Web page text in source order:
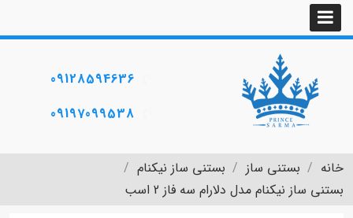
09128594636
09197099538
خانه بستنی ساز
بستنی ساز نیکنام
بستنی ساز نیکنام مدل دلارام سه فاز 2 اسب